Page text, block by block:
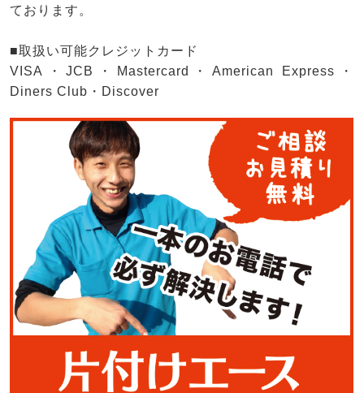
ております。
■取扱い可能クレジットカード
VISA・JCB・Mastercard・American Express・
Diners Club・Discover